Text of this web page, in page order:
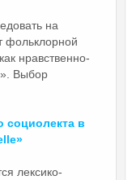
на
фольклорной
нравственно-
Выбор
социолекта в
лексико-